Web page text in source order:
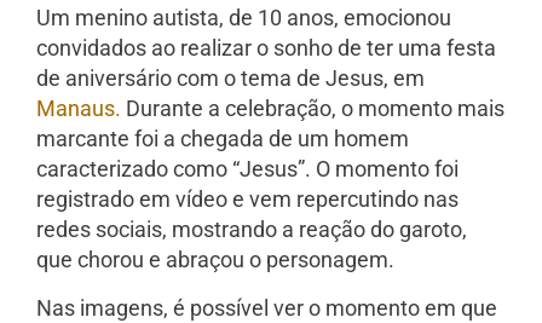
Um menino autista, de 10 anos, emocionou
convidados ao realizar o sonho de ter uma festa
de aniversário com o tema de Jesus, em
Manaus. Durante a celebração, o momento mais
marcante foi a chegada de um homem
caracterizado como “Jesus”. O momento foi
registrado em vídeo e vem repercutindo nas
redes sociais, mostrando a reação do garoto,
que chorou e abraçou o personagem.
Nas imagens, é possível ver o momento em que